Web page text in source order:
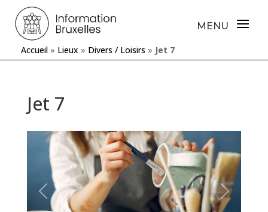
Accueil » Lieux » Divers / Loisirs » Jet 7
Jet 7
Précédente Prochaine